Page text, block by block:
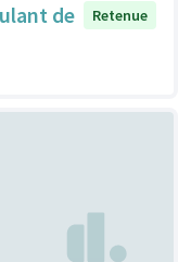
de
Retenue